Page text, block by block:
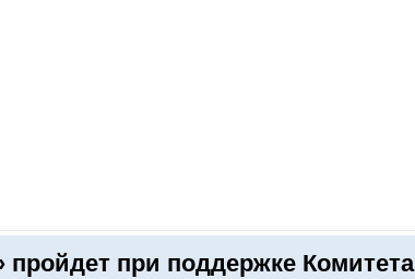
пройдет при поддержке Комитета